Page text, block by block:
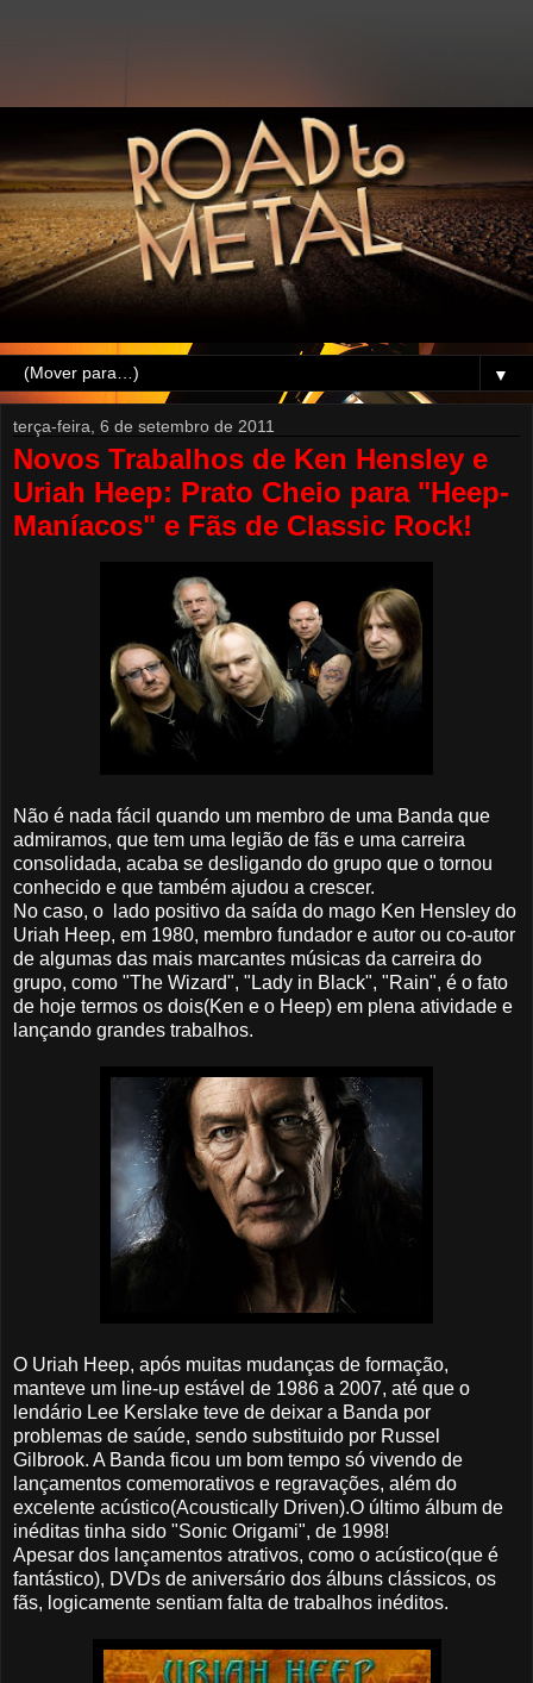
▼
terça-feira, 6 de setembro de 2011
Novos Trabalhos de Ken Hensley e
Uriah Heep: Prato Cheio para "Heep-
Maníacos" e Fãs de Classic Rock!
Não é nada fácil quando um membro de uma Banda que
admiramos, que tem uma legião de fãs e uma carreira
consolidada, acaba se desligando do grupo que o tornou
conhecido e que também ajudou a crescer.
No caso, o lado positivo da saída do mago Ken Hensley do
Uriah Heep, em 1980, membro fundador e autor ou co-autor
de algumas das mais marcantes músicas da carreira do
grupo, como "The Wizard", "Lady in Black", "Rain", é o fato
de hoje termos os dois(Ken e o Heep) em plena atividade e
lançando grandes trabalhos.
O Uriah Heep, após muitas mudanças de formação,
manteve um line-up estável de 1986 a 2007, até que o
lendário Lee Kerslake teve de deixar a Banda por
problemas de saúde, sendo substituido por Russel
Gilbrook. A Banda ficou um bom tempo só vivendo de
lançamentos comemorativos e regravações, além do
excelente acústico(Acoustically Driven).O último álbum de
inéditas tinha sido "Sonic Origami", de 1998!
Apesar dos lançamentos atrativos, como o acústico(que é
fantástico), DVDs de aniversário dos álbuns clássicos, os
fãs, logicamente sentiam falta de trabalhos inéditos.